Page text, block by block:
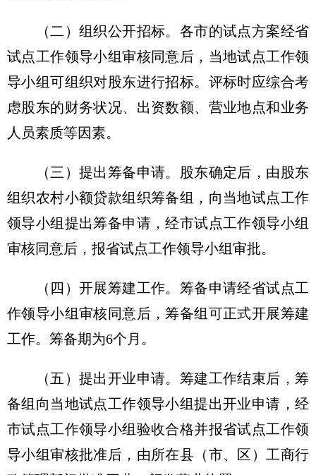
（二）组织公开招标。各市的试点方案经省
试点工作领导小组审核同意后，当地试点工作领
导小组可组织对股东进行招标。评标时应综合考
虑股东的财务状况、出资数额、营业地点和业务
人员素质等因素。
（三）提出筹备申请。股东确定后，由股东
组织农村小额贷款组织筹备组，向当地试点工作
领导小组提出筹备申请，经市试点工作领导小组
审核同意后，报省试点工作领导小组审批。
（四）开展筹建工作。筹备申请经省试点工
作领导小组审核同意后，筹备组可正式开展筹建
工作。筹备期为6个月。
（五）提出开业申请。筹建工作结束后，筹
备组向当地试点工作领导小组提出开业申请，经
市试点工作领导小组验收合格并报省试点工作领
导小组审核批准后，由所在县（市、区）工商行